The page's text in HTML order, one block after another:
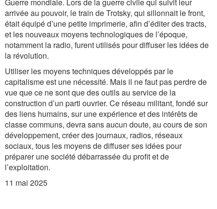
arrivée au pouvoir, le train de Trotsky, qui sillonnait le front,
était équipé d’une petite imprimerie, afin d’éditer des tracts,
et les nouveaux moyens technologiques de l’époque,
notamment la radio, furent utilisés pour diffuser les idées de
la révolution.
Utiliser les moyens techniques développés par le
capitalisme est une nécessité. Mais il ne faut pas perdre de
vue que ce ne sont que des outils au service de la
construction d’un parti ouvrier. Ce réseau militant, fondé sur
des liens humains, sur une expérience et des intérêts de
classe communs, devra sans aucun doute, au cours de son
développement, créer des journaux, radios, réseaux
sociaux, tous les moyens de diffuser ses idées pour
préparer une société débarrassée du profit et de
l’exploitation.
11 mai 2025